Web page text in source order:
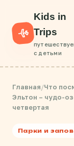
Kids in
Trips
с детьми
Главная/Что
Эльтон – чудо-
четвертая
Парки и